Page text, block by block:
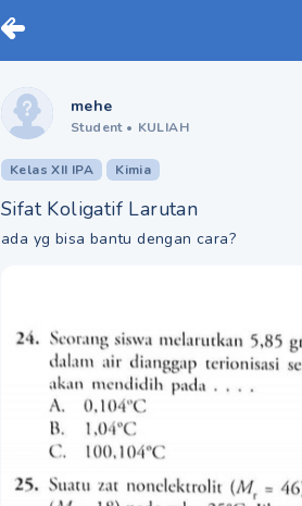
mehe
Student • KULIAH
Kelas XII IPA Kimia
Sifat Koligatif Larutan
ada yg bisa bantu dengan cara?